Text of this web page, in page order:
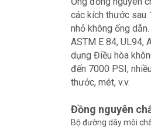
các kích thước
nhỏ không ống
ASTM E 84, UL94,
dụng Điều hòa
đến 7000 PSI,
thước, mét, v.v.
Đồng nguyên
Bộ đường dây môi